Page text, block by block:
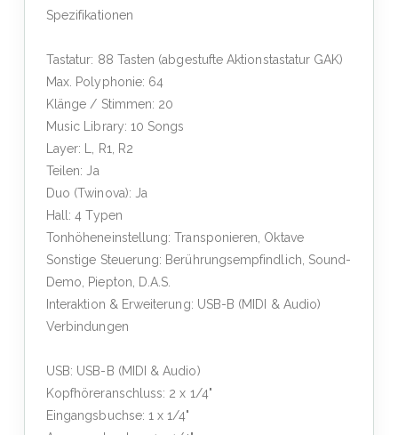
Spezifikationen
Tastatur: 88 Tasten (abgestufte Aktionstastatur GAK)
Max. Polyphonie: 64
Klänge / Stimmen: 20
Music Library: 10 Songs
Layer: L, R1, R2
Teilen: Ja
Duo (Twinova): Ja
Hall: 4 Typen
Tonhöheneinstellung: Transponieren, Oktave
Sonstige Steuerung: Berührungsempfindlich, Sound-
Demo, Piepton, D.A.S.
Interaktion & Erweiterung: USB-B (MIDI & Audio)
Verbindungen
USB: USB-B (MIDI & Audio)
Kopfhöreranschluss: 2 x 1/4"
Eingangsbuchse: 1 x 1/4"